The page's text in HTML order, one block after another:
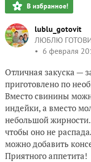
В избранное!
lublu_gotovit
ЛЮБЛЮ
6 февраля
Отличная закуска —
приготовлено по
Вместо свинины
индейки, а вместо
небольшой
чтобы оно не
можно добавить
Приятного аппетита!